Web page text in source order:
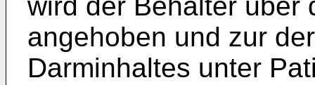
angehoben und zur
Darminhaltes unter